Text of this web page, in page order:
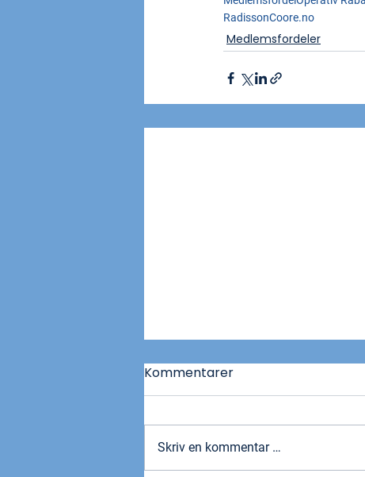
RadissonCoore.no
Medlemsfordeler
Kommentarer
Skriv en kommentar …